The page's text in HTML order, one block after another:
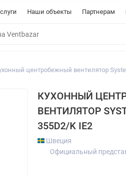
Наши объекты Партнерам
центробежный вентилятор
КУХОННЫЙ
ВЕНТИЛЯТОР
355D2/K IE2
Швеция
Официальный